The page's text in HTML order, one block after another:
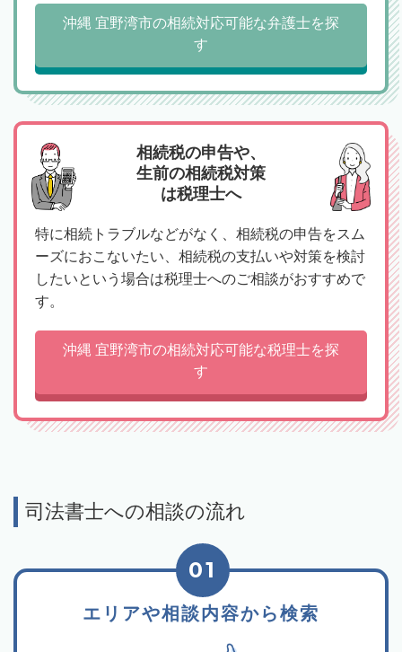
沖縄 宜野湾市の相続対応可能な弁護士を探
す
相続税の申告や、
生前の相続税対策
は税理士へ
特に相続トラブルなどがなく、相続税の申告をスム
ーズにおこないたい、相続税の支払いや対策を検討
したいという場合は税理士へのご相談がおすすめで
す。
沖縄 宜野湾市の相続対応可能な税理士を探
す
司法書士への相談の流れ
エリアや相談内容から検索
01